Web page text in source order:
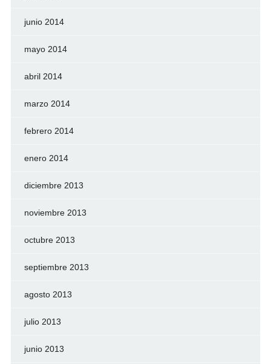
junio 2014
mayo 2014
abril 2014
marzo 2014
febrero 2014
enero 2014
diciembre 2013
noviembre 2013
octubre 2013
septiembre 2013
agosto 2013
julio 2013
junio 2013